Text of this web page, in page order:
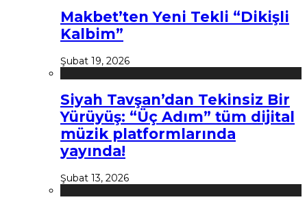
Makbet’ten Yeni Tekli “Dikişli
Kalbim”
Şubat 19, 2026
Siyah Tavşan’dan Tekinsiz Bir
Yürüyüş: “Üç Adım” tüm dijital
müzik platformlarında
yayında!
Şubat 13, 2026